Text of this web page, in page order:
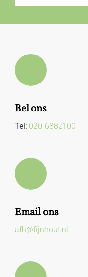
Bel ons
Tel: 020-6882100
Email ons
afh@fijnhout.nl